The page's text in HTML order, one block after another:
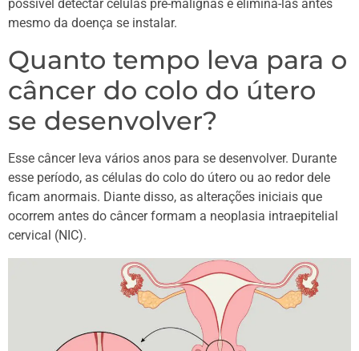
possível detectar células pré-malignas e eliminá-las antes
mesmo da doença se instalar.
Quanto tempo leva para o
câncer do colo do útero
se desenvolver?
Esse câncer leva vários anos para se desenvolver. Durante
esse período, as células do colo do útero ou ao redor dele
ficam anormais. Diante disso, as alterações iniciais que
ocorrem antes do câncer formam a neoplasia intraepitelial
cervical (NIC).